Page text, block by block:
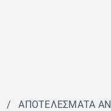
/ ΑΠΟΤΕΛΕΣΜΑΤΑ